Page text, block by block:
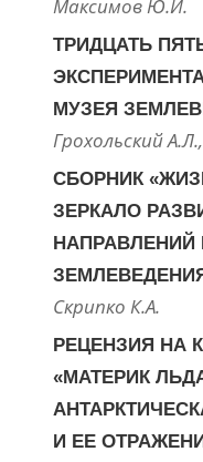
Максимов Ю.И.
ТРИДЦАТЬ
МУЗЕЯ
Грохольский
СБОРНИК
ЗЕРКАЛО
НАПРАВЛЕНИЙ
Скрипко К.А.
РЕЦЕНЗИЯ НА
«МАТЕРИК
И ЕЕ